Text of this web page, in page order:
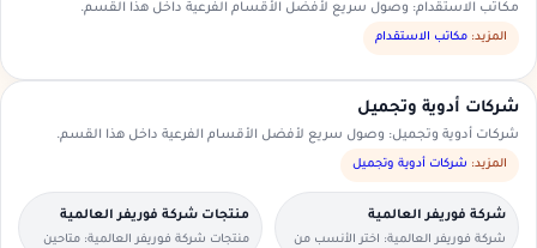
مكاتب الاستقدام: وصول سريع لأفضل الأقسام الفرعية داخل هذا القسم.
المزيد: مكاتب الاستقدام
شركات أدوية وتجميل
شركات أدوية وتجميل: وصول سريع لأفضل الأقسام الفرعية داخل هذا القسم.
المزيد: شركات أدوية وتجميل
شركة فوريفر العالمية
شركة فوريفر العالمية: اختر الأنسب من
منتجات شركة فوريفر العالمية
منتجات شركة فوريفر العالمية: متاحين